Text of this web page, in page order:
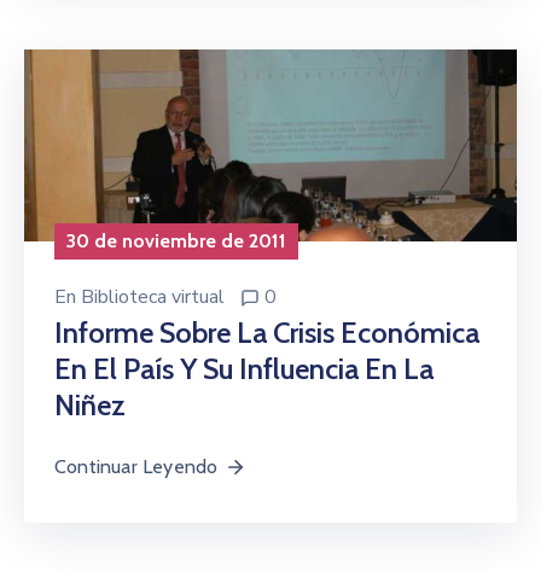
30 de noviembre de 2011
En Biblioteca virtual 0
Informe Sobre La Crisis Económica
En El País Y Su Influencia En La
Niñez
Continuar Leyendo